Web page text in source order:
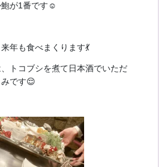
鮑が1番です☺️
年も食べまくります💃
トコブシを煮て日本酒でいただ
です😌